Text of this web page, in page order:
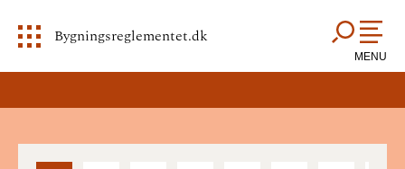
Bygningsreglementet.dk
MENU